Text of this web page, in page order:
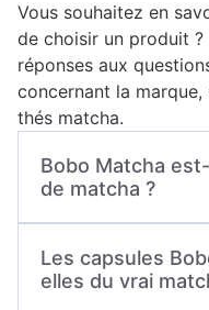
Vous souhaitez en
de choisir un produit
réponses aux
concernant la
thés matcha.
Bobo Matcha
de matcha ?
une marque
compatibles
Les capsules
elles du vrai